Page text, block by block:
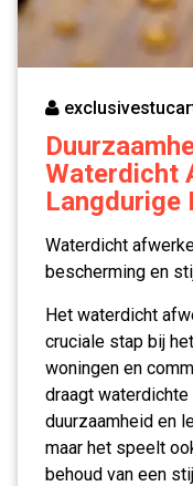
Waterdicht
Langdurige
Waterdicht
bescherming en
Het waterdicht
cruciale stap bij
woningen en
draagt
duurzaamheid en
maar het speelt
behoud van een